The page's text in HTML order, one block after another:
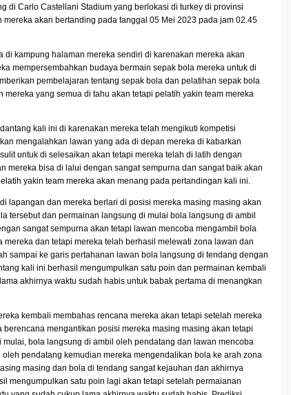
di Carlo Castellani Stadium yang berlokasi di turkey di provinsi
mereka akan bertanding pada tanggal 05 Mei 2023 pada jam 02.45
di kampung halaman mereka sendiri di karenakan mereka akan
mempersembahkan budaya bermain sepak bola mereka untuk di
pembelajaran tentang sepak bola dan pelatihan sepak bola
yang semua di tahu akan tetapi pelatih yakin team mereka
kali ini di karenakan mereka telah mengikuti kompetisi
mengalahkan lawan yang ada di depan mereka di kabarkan
untuk di selesaikan akan tetapi mereka telah di latih dengan
mereka bisa di lalui dengan sangat sempurna dan sangat baik akan
yakin team mereka akan menang pada pertandingan kali ini.
lapangan dan mereka berlari di posisi mereka masing masing akan
tersebut dan permainan langsung di mulai bola langsung di ambil
sangat sempurna akan tetapi lawan mencoba mengambil bola
dan tetapi mereka telah berhasil melewati zona lawan dan
sampai ke garis pertahanan lawan bola langsung di tendang dengan
kali ini berhasil mengumpulkan satu poin dan permainan kembali
akhirnya waktu sudah habis untuk babak pertama di menangkan
kembali membahas rencana mereka akan tetapi setelah mereka
mengantikan posisi mereka masing masing akan tetapi
bola langsung di ambil oleh pendatang dan lawan mencoba
pendatang kemudian mereka mengendalikan bola ke arah zona
masing dan bola di tendang sangat kejauhan dan akhirnya
mengumpulkan satu poin lagi akan tetapi setelah permaianan